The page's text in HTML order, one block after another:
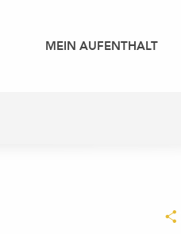
MEIN AUFENTHALT